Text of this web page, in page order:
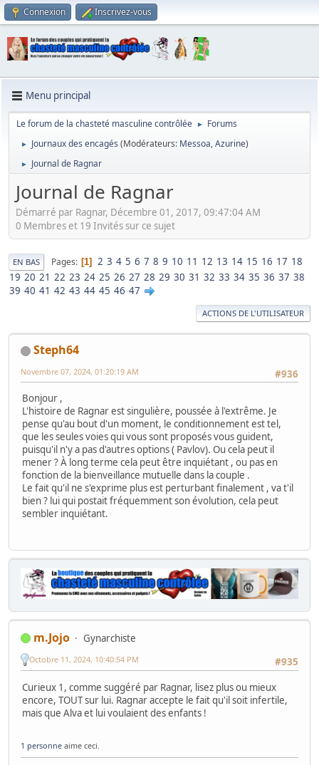
Connexion Inscrivez-vous
Menu principal
Le forum de la chasteté masculine contrôlée ► Forums
► Journaux des encagés (Modérateurs: Messoa,Azurine)
► Journal de Ragnar
Journal de Ragnar
Démarré par Ragnar, Décembre 01, 2017, 09:47:04 AM
0 Membres et 19 Invités sur ce sujet
EN BAS Pages 1 2 3 4 5 6 7 8 9 10 11 12 13 14 15 16 17 18
19 20 21 22 23 24 25 26 27 28 29 30 31 32 33 34 35 36 37 38
39 40 41 42 43 44 45 46 47
ACTIONS DE L'UTILISATEUR
Steph64
#936
Novembre 07, 2024, 01:20:19 AM
Bonjour ,
L'histoire de Ragnar est singulière, poussée à l'extrême. Je
pense qu'au bout d'un moment, le conditionnement est tel,
que les seules voies qui vous sont proposés vous guident,
puisqu'il n'y a pas d'autres options ( Pavlov). Ou cela peut il
mener ? À long terme cela peut être inquiétant , ou pas en
fonction de la bienveillance mutuelle dans la couple .
Le fait qu'il ne s'exprime plus est perturbant finalement , va t'il
bien ? lui qui postait fréquemment son évolution, cela peut
sembler inquiétant.
m.Jojo
Gynarchiste
#935
Octobre 11, 2024, 10:40:54 PM
Curieux 1, comme suggéré par Ragnar, lisez plus ou mieux
encore, TOUT sur lui. Ragnar accepte le fait qu'il soit infertile,
mais que Alva et lui voulaient des enfants !
1 personne aime ceci.